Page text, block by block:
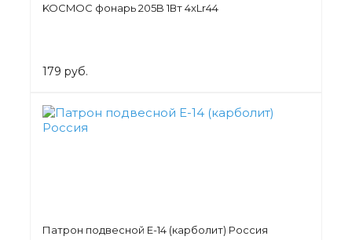
KOCMOC фонарь 205B 1Вт 4xLr44
179 руб.
Патрон подвесной Е-14 (карболит) Россия